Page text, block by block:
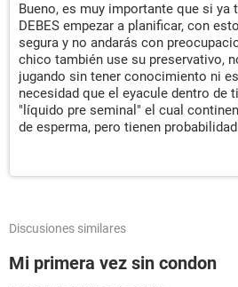
Bueno, es muy importante que si ya
DEBES empezar a planificar, con
segura y no andarás con
chico también use su preservativo,
jugando sin tener conocimiento ni
necesidad que el eyacule dentro de
"líquido pre seminal" el cual
de esperma, pero tienen
Discusiones similares
Mi primera vez sin condon